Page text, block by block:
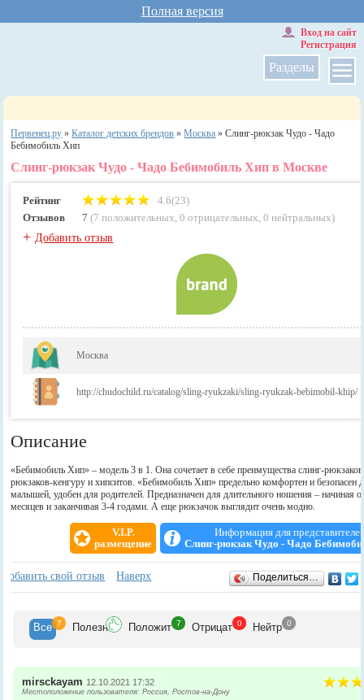
Полная версия
Разделы
Вход на сайт
Регистрация
Первенец.ру »Каталог детских брендов »Москва »Слинг-рюкзак Чудо - Чадо
Бебимобиль Хип
Слинг-рюкзак Чудо - Чадо Бебимобиль Хип в Москве
Рейтинг
4.6(23)
Отзывов
7 (7 положительных,0 отрицательных,0 нейтральных)
+Добавить отзыв
Москва
http://chudochild.ru/catalog/sling-ryukzaki/sling-ryukzak-bebimobil-khip/
Описание
«Бебимобиль Хип» – модель 3 в 1. Она сочетает в себе преимущества слинг-
рюкзаков-кенгуру и хипситов. «Бебимобиль Хип» предельно комфортен и безопасен
малышей, удобен для родителей. Предназначен для длительного ношения – начиная
месяцев и заканчивая 3-4 годами. А еще рюкзачок выглядит очень модно.
V.I.P.
размещение
Информация для
Слинг-рюкзак Чудо - Чадо
Отзывы
Добавить свой отзыв Наверх Поделиться…
Все 7 Полезн Положит 7 Отрицат 0 Нейтр 0
mirsckayam 12.10.2021 17:32
Местоположение пользователя: Россия, Ростов-на-Дону